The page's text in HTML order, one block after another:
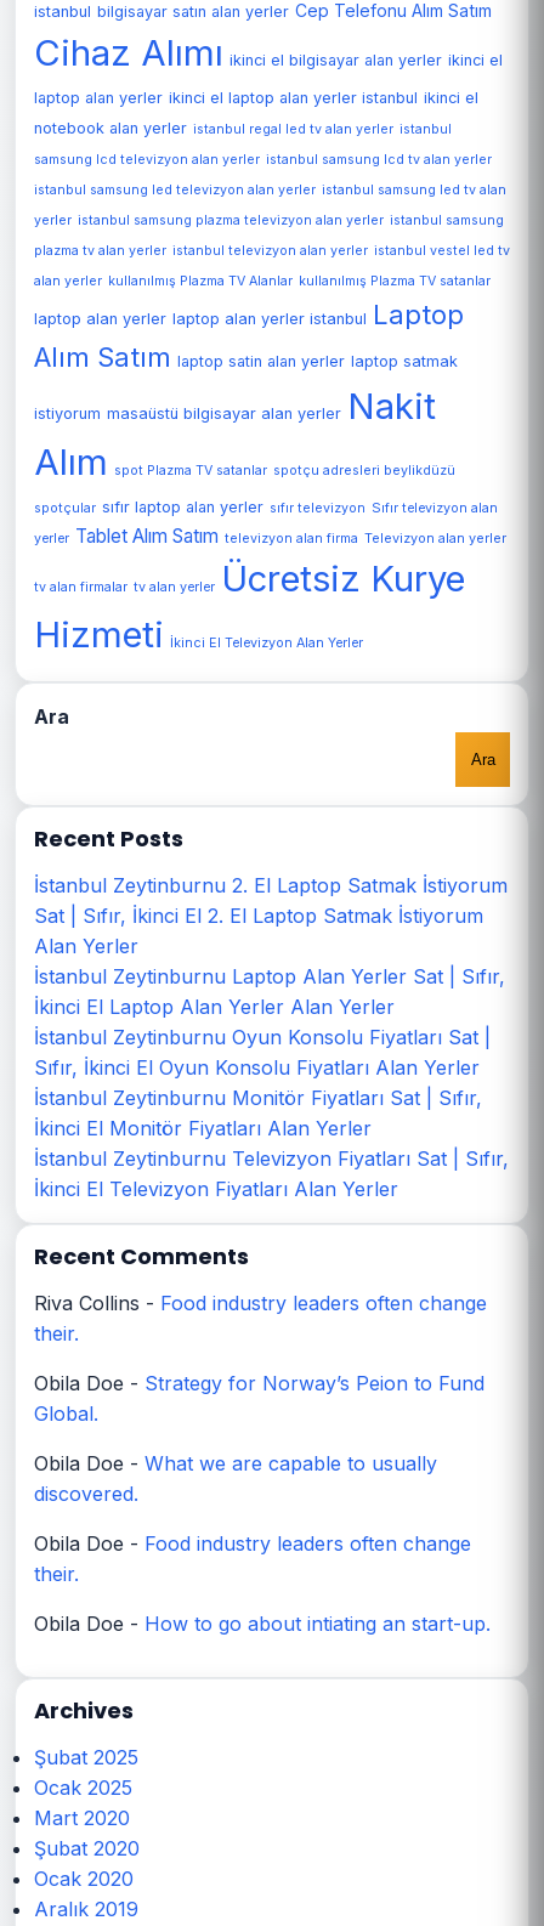
istanbul bilgisayar satın alan yerler Cep Telefonu Alım Satım
Cihaz Alımı ikinci el bilgisayar alan yerler ikinci el
laptop alan yerler ikinci el laptop alan yerler istanbul ikinci el
notebook alan yerler istanbul regal led tv alan yerler istanbul
samsung lcd televizyon alan yerler istanbul samsung lcd tv alan yerler
istanbul samsung led televizyon alan yerler istanbul samsung led tv alan
yerler istanbul samsung plazma televizyon alan yerler istanbul samsung
plazma tv alan yerler istanbul televizyon alan yerler istanbul vestel led tv
alan yerler kullanılmış Plazma TV Alanlar kullanılmış Plazma TV satanlar
laptop alan yerler laptop alan yerler istanbul Laptop
Alım Satım laptop satin alan yerler laptop satmak
istiyorum masaüstü bilgisayar alan yerler Nakit
Alım
spot Plazma TV satanlar spotçu adresleri beylikdüzü
spotçular sıfır laptop alan yerler sıfır televizyon Sıfır televizyon alan
yerler Tablet Alım Satım televizyon alan firma Televizyon alan yerler
tv alan firmalar tv alan yerler
Ücretsiz Kurye
Hizmeti
İkinci El Televizyon Alan Yerler
Ara
Ara
Recent Posts
İstanbul Zeytinburnu 2. El Laptop Satmak İstiyorum
Sat | Sıfır, İkinci El 2. El Laptop Satmak İstiyorum
Alan Yerler
İstanbul Zeytinburnu Laptop Alan Yerler Sat | Sıfır,
İkinci El Laptop Alan Yerler Alan Yerler
İstanbul Zeytinburnu Oyun Konsolu Fiyatları Sat |
Sıfır, İkinci El Oyun Konsolu Fiyatları Alan Yerler
İstanbul Zeytinburnu Monitör Fiyatları Sat | Sıfır,
İkinci El Monitör Fiyatları Alan Yerler
İstanbul Zeytinburnu Televizyon Fiyatları Sat | Sıfır,
İkinci El Televizyon Fiyatları Alan Yerler
Recent Comments
Riva Collins - Food industry leaders often change
their.
Obila Doe - Strategy for Norway’s Peion to Fund
Global.
Obila Doe - What we are capable to usually
discovered.
Obila Doe - Food industry leaders often change
their.
Obila Doe - How to go about intiating an start-up.
Archives
Şubat 2025
Ocak 2025
Mart 2020
Şubat 2020
Ocak 2020
Aralık 2019